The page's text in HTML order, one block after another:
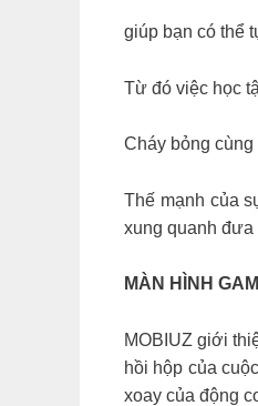
giúp bạn có thể
Từ đó việc học
Cháy bỏng
Thế mạnh của
xung quanh đưa
MÀN HÌNH
MOBIUZ giới
hồi hộp của
xoay của động